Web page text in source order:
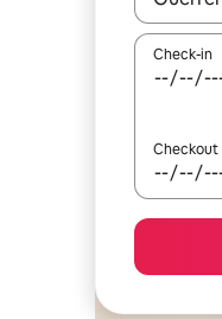
Check-in
Checkout